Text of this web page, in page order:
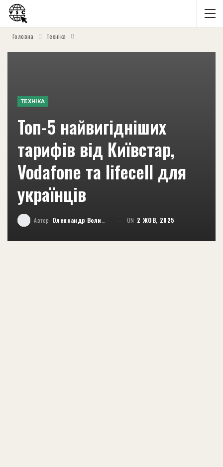
Головна Техніка
ТЕХНІКА
Топ-5 найвигідніших
тарифів від Київстар,
Vodafone та lifecell для
українців
Автор Олександр Великий ON 2 ЖОВ, 2025